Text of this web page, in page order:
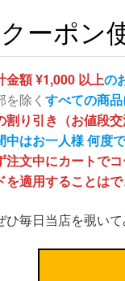
ーポン
金額 ¥1,000 以上の
を除く すべての商品
割り引き（お値段
中はお一人様 何度
注文中にカートで
を適用することは
ひ毎日当店を覗い